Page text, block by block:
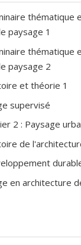
thématique
paysage 1
thématique
paysage 2
et théorie 1
supervisé
2 : Paysage
de
en architecture